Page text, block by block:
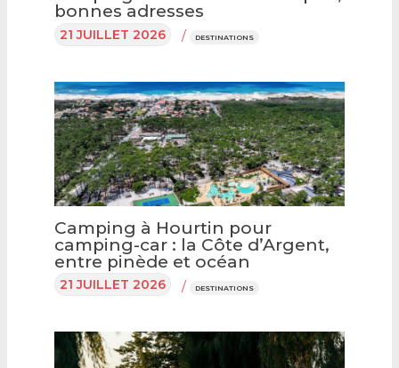
bonnes adresses
21 JUILLET 2026 / DESTINATIONS
Camping à Hourtin pour
camping-car : la Côte d’Argent,
entre pinède et océan
21 JUILLET 2026 / DESTINATIONS